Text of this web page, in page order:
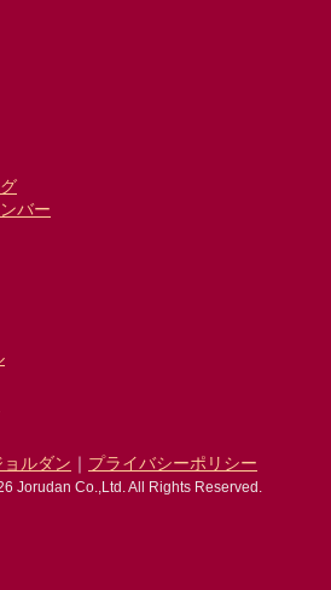
バー
ルダン ｜ プライバシーポリシー
Jorudan Co.,Ltd. All Rights Reserved.